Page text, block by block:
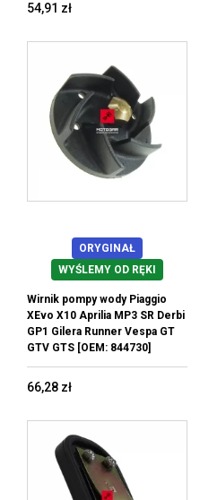
54,91 zł
ORYGINAŁ
WYŚLEMY OD RĘKI
Wirnik pompy wody Piaggio
XEvo X10 Aprilia MP3 SR Derbi
GP1 Gilera Runner Vespa GT
GTV GTS [OEM: 844730]
66,28 zł